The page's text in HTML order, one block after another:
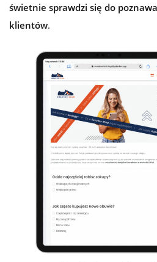
świetnie sprawdzi się do
klientów.